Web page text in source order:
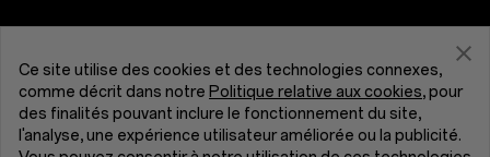
Bundles
Lifestyle
Manuels d’utilisation
Communauté
Red Cable Club France (Français)
Ce site utilise des cookies et des technologies connexes,
comme décrit dans notre Politique relative aux cookies, pour
des finalités pouvant inclure le fonctionnement du site,
l'analyse, une expérience utilisateur améliorée ou la publicité.